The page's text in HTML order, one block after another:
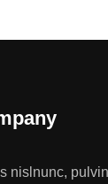
nislnunc,